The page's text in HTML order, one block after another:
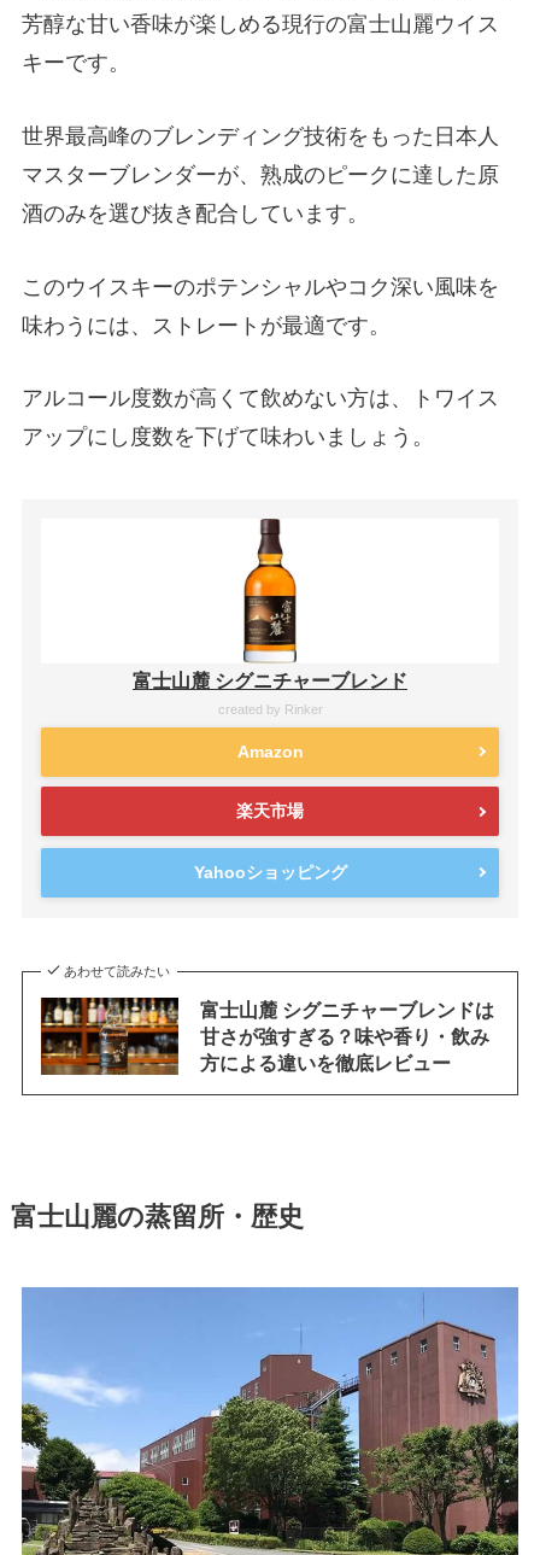
芳醇な甘い香味が楽しめる現行の富士山麗ウイス
キーです。
世界最高峰のブレンディング技術をもった日本人
マスターブレンダーが、熟成のピークに達した原
酒のみを選び抜き配合しています。
このウイスキーのポテンシャルやコク深い風味を
味わうには、ストレートが最適です。
アルコール度数が高くて飲めない方は、トワイス
アップにし度数を下げて味わいましょう。
富士山麓 シグニチャーブレンド
created by Rinker
Amazon
楽天市場
Yahooショッピング
あわせて読みたい
富士山麓 シグニチャーブレンドは
甘さが強すぎる？味や香り・飲み
方による違いを徹底レビュー
富士山麗の蒸留所・歴史